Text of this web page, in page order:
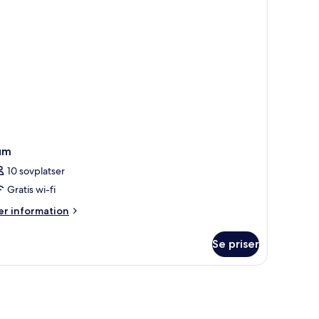
10 sovplatser
Gratis wi-fi
information
Se priser